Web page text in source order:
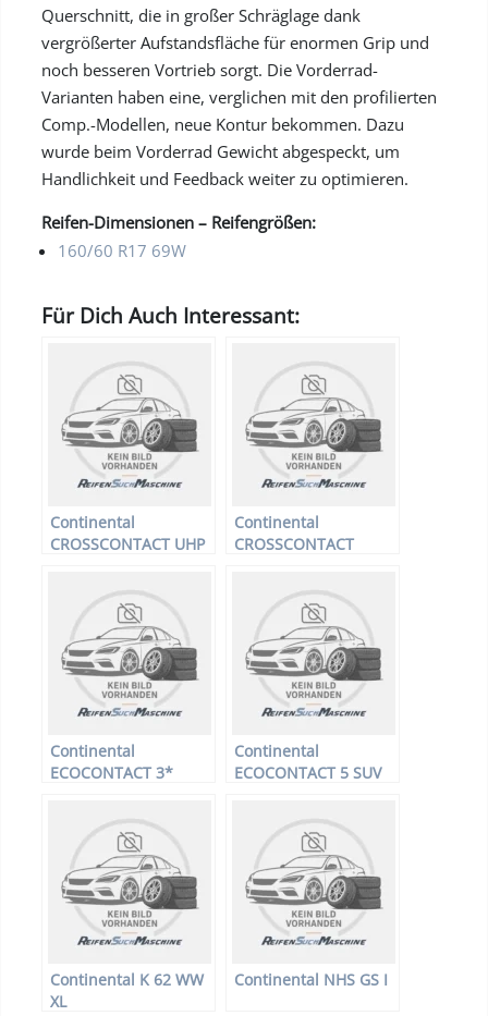
Querschnitt, die in großer Schräglage dank
vergrößerter Aufstandsfläche für enormen Grip und
noch besseren Vortrieb sorgt. Die Vorderrad-
Varianten haben eine, verglichen mit den profilierten
Comp.-Modellen, neue Kontur bekommen. Dazu
wurde beim Vorderrad Gewicht abgespeckt, um
Handlichkeit und Feedback weiter zu optimieren.
Reifen-Dimensionen – Reifengrößen:
160/60 R17 69W
Für Dich Auch Interessant:
Continental
CROSSCONTACT UHP
Continental
CROSSCONTACT
Continental
ECOCONTACT 3*
Continental
ECOCONTACT 5 SUV
Continental K 62 WW
XL
Continental NHS GS I